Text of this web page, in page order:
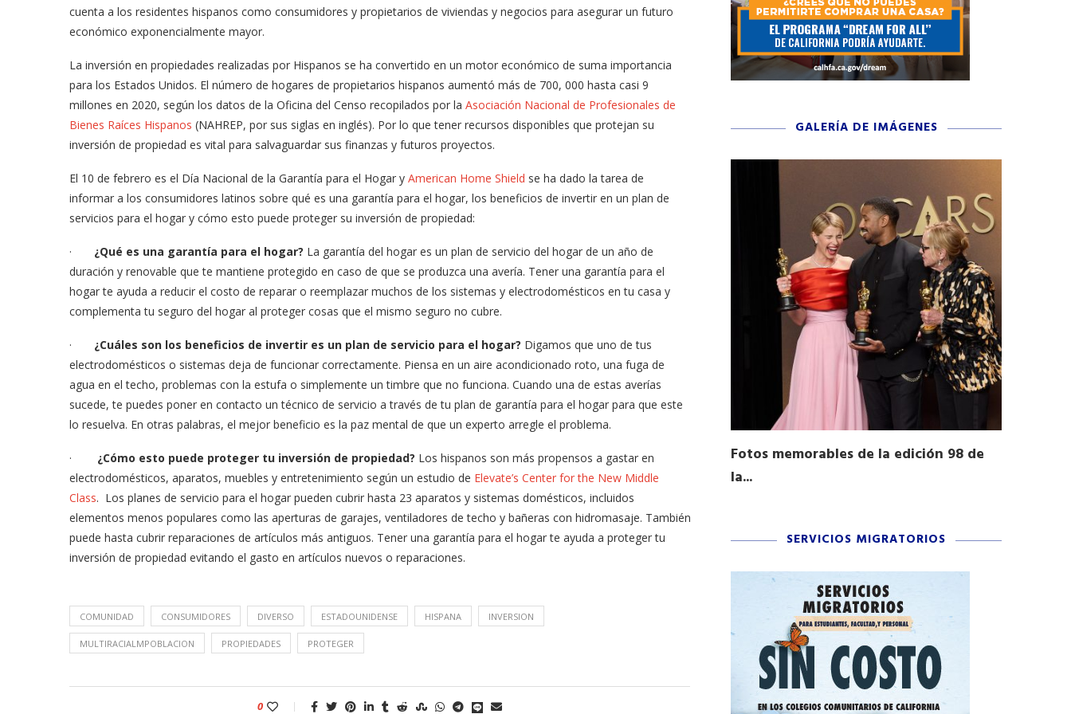
cuenta a los residentes hispanos como consumidores y propietarios de viviendas y negocios para asegurar un futuro
económico exponencialmente mayor.
La inversión en propiedades realizadas por Hispanos se ha convertido en un motor económico de suma importancia
para los Estados Unidos. El número de hogares de propietarios hispanos aumentó más de 700, 000 hasta casi 9
millones en 2020, según los datos de la Oficina del Censo recopilados por la Asociación Nacional de Profesionales de
Bienes Raíces Hispanos (NAHREP, por sus siglas en inglés). Por lo que tener recursos disponibles que protejan su
inversión de propiedad es vital para salvaguardar sus finanzas y futuros proyectos.
El 10 de febrero es el Día Nacional de la Garantía para el Hogar y American Home Shield se ha dado la tarea de
informar a los consumidores latinos sobre qué es una garantía para el hogar, los beneficios de invertir en un plan de
servicios para el hogar y cómo esto puede proteger su inversión de propiedad:
· ¿Qué es una garantía para el hogar? La garantía del hogar es un plan de servicio del hogar de un año de
duración y renovable que te mantiene protegido en caso de que se produzca una avería. Tener una garantía para el
hogar te ayuda a reducir el costo de reparar o reemplazar muchos de los sistemas y electrodomésticos en tu casa y
complementa tu seguro del hogar al proteger cosas que el mismo seguro no cubre.
· ¿Cuáles son los beneficios de invertir es un plan de servicio para el hogar? Digamos que uno de tus
electrodomésticos o sistemas deja de funcionar correctamente. Piensa en un aire acondicionado roto, una fuga de
agua en el techo, problemas con la estufa o simplemente un timbre que no funciona. Cuando una de estas averías
sucede, te puedes poner en contacto un técnico de servicio a través de tu plan de garantía para el hogar para que este
lo resuelva. En otras palabras, el mejor beneficio es la paz mental de que un experto arregle el problema.
· ¿Cómo esto puede proteger tu inversión de propiedad? Los hispanos son más propensos a gastar en
electrodomésticos, aparatos, muebles y entretenimiento según un estudio de Elevate’s Center for the New Middle
Class. Los planes de servicio para el hogar pueden cubrir hasta 23 aparatos y sistemas domésticos, incluidos
elementos menos populares como las aperturas de garajes, ventiladores de techo y bañeras con hidromasaje. También
puede hasta cubrir reparaciones de artículos más antiguos. Tener una garantía para el hogar te ayuda a proteger tu
inversión de propiedad evitando el gasto en artículos nuevos o reparaciones.
COMUNIDAD CONSUMIDORES DIVERSO ESTADOUNIDENSE HISPANA INVERSION
MULTIRACIALMPOBLACION PROPIEDADES PROTEGER
0
GALERÍA DE IMÁGENES
imágenes de ‘Velvet
Fabiola Guajardo e Iván Arana recorren
alfombra roja...
02/09/2025
Cuchicheos del Latin Grammy 2024
11/20/2024
Fotos memorables de la edición 98 de
la...
SERVICIOS MIGRATORIOS